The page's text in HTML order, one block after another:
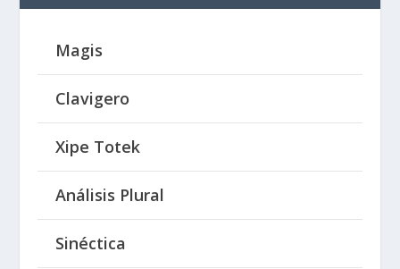
Magis
Clavigero
Xipe Totek
Análisis Plural
Sinéctica